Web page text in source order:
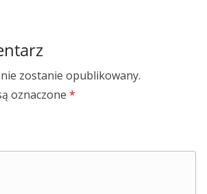
zostanie opublikowany.
oznaczone *